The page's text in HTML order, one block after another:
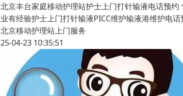
北京丰台家庭移动护理站护士上门打针输液电话预
业有经验护士上门打针输液PICC维护输液港维护电
北京移动护理站上门服务
25-04-23 10:35:51